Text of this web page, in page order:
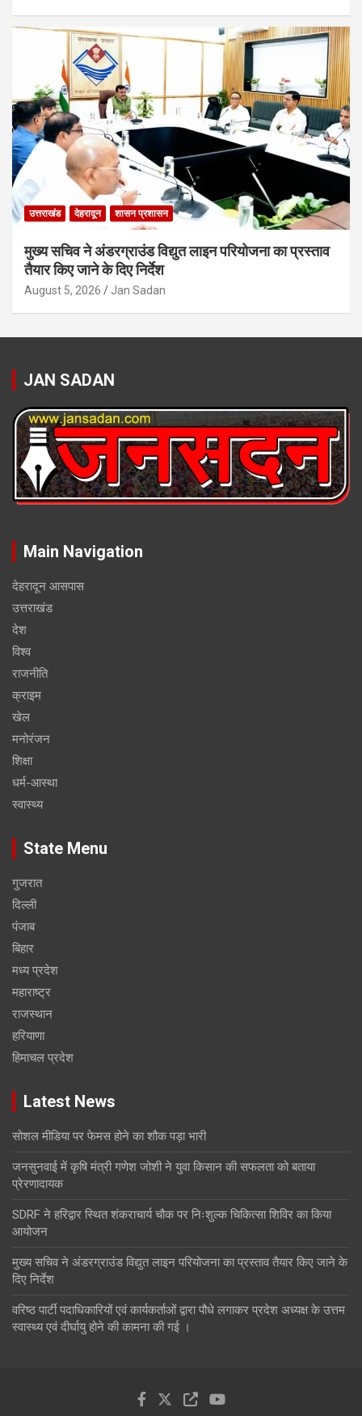
उत्तराखंड देहरादून शासन प्रशासन
मुख्य सचिव ने अंडरग्राउंड विद्युत लाइन परियोजना का प्रस्ताव
तैयार किए जाने के दिए निर्देश
August 5, 2026 Jan Sadan
JAN SADAN
Main Navigation
देहरादून आसपास
उत्तराखंड
देश
विश्व
राजनीति
क्राइम
खेल
मनोरंजन
शिक्षा
धर्म-आस्था
स्वास्थ्य
State Menu
गुजरात
दिल्ली
पंजाब
बिहार
मध्य प्रदेश
महाराष्ट्र
राजस्थान
हरियाणा
हिमाचल प्रदेश
Latest News
सोशल मीडिया पर फेमस होने का शौक पड़ा भारी
जनसुनवाई में कृषि मंत्री गणेश जोशी ने युवा किसान की सफलता को बताया
प्रेरणादायक
SDRF ने हरिद्वार स्थित शंकराचार्य चौक पर निःशुल्क चिकित्सा शिविर का किया
आयोजन
मुख्य सचिव ने अंडरग्राउंड विद्युत लाइन परियोजना का प्रस्ताव तैयार किए जाने के
दिए निर्देश
वरिष्ठ पार्टी पदाधिकारियों एवं कार्यकर्ताओं द्वारा पौधे लगाकर प्रदेश अध्यक्ष के उत्तम
स्वास्थ्य एवं दीर्घायु होने की कामना की गई ।